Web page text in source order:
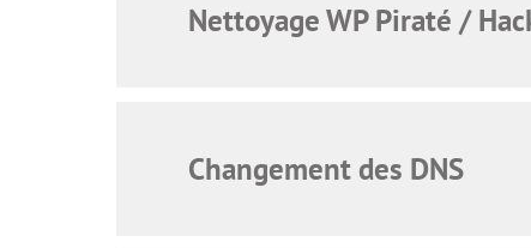
Nettoyage WP Piraté /
Changement des DNS